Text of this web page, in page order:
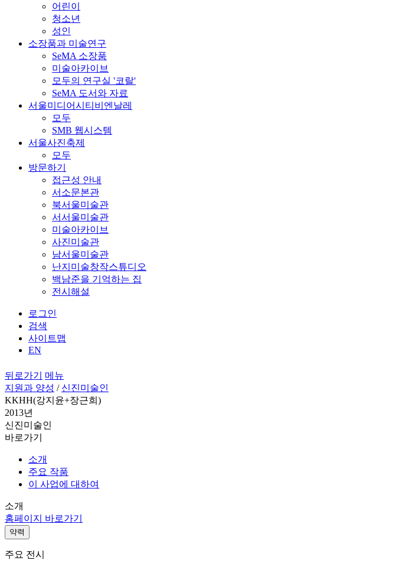
어린이
청소년
성인
소장품과 미술연구
SeMA 소장품
미술아카이브
모두의 연구실 '코랄'
SeMA 도서와 자료
서울미디어시티비엔날레
모두
SMB 웹시스템
서울사진축제
모두
방문하기
접근성 안내
서소문본관
북서울미술관
서서울미술관
미술아카이브
사진미술관
남서울미술관
난지미술창작스튜디오
백남준을 기억하는 집
전시해설
로그인
검색
사이트맵
EN
뒤로가기
메뉴
지원과 양성 / 신진미술인
KKHH(강지윤+장근희)
2013년
신진미술인
바로가기
소개
주요 작품
이 사업에 대하여
소개
홈페이지 바로가기
약력
주요 전시